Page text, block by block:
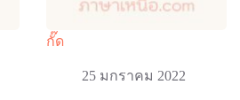
กั๊ด
25 มกราคม 2022